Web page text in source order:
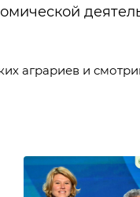
аграриев и